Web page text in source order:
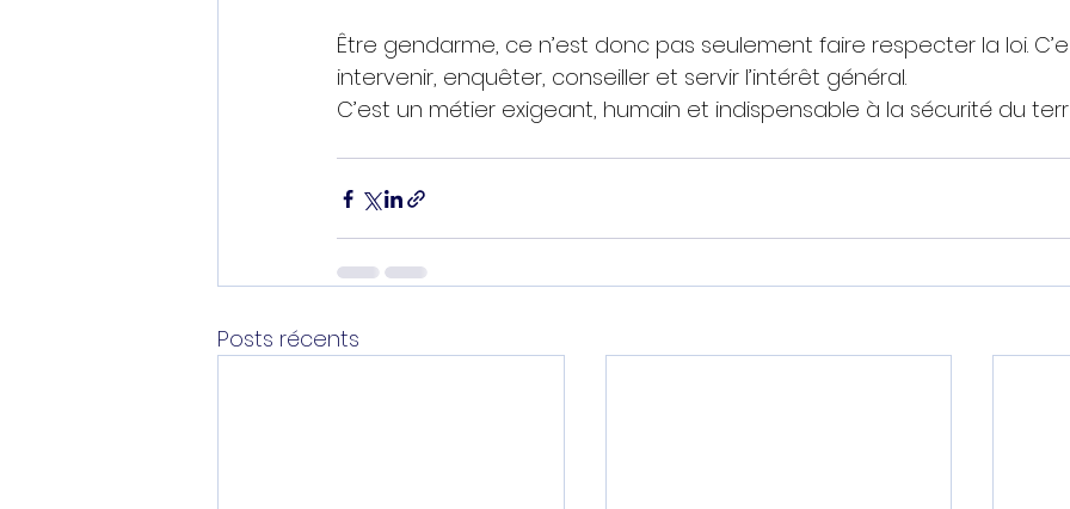
Être gendarme, ce n’est donc pas seulement faire respecter la loi.
intervenir, enquêter, conseiller et servir l’intérêt général.
C’est un métier exigeant, humain et indispensable à la sécurité du
Posts récents